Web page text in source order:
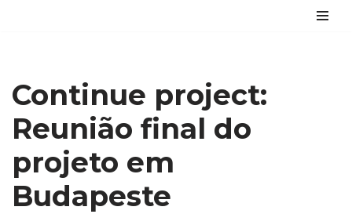
conteúdo
Continue project:
Reunião final do
projeto em
Budapeste